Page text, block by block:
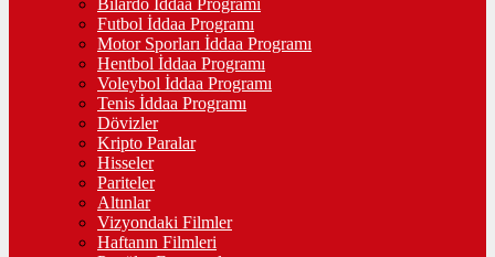
Bilardo İddaa Programı
Futbol İddaa Programı
Motor Sporları İddaa Programı
Hentbol İddaa Programı
Voleybol İddaa Programı
Tenis İddaa Programı
Dövizler
Kripto Paralar
Hisseler
Pariteler
Altınlar
Vizyondaki Filmler
Haftanın Filmleri